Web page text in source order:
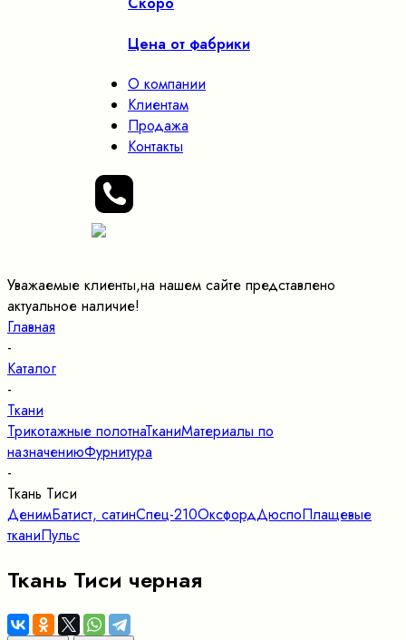
Цена от фабрики
О компании
Клиентам
Продажа
Контакты
Уважаемые клиенты,на нашем сайте представлено
актуальное наличие!
Главная
-
Каталог
-
Ткани
Трикотажные полотнаТканиМатериалы по
назначениюФурнитура
-
Ткань Тиси
ДенимБатист, сатинСпец-210ОксфордДюспоПлащевые
тканиПульс
Ткань Тиси черная